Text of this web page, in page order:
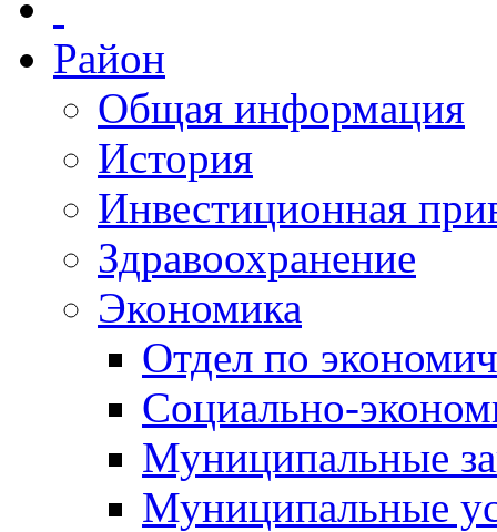
Район
Общая информация
История
Инвестиционная
Здравоохранение
Экономика
Отдел по
Социально-
Муниципальные
Муниципальные